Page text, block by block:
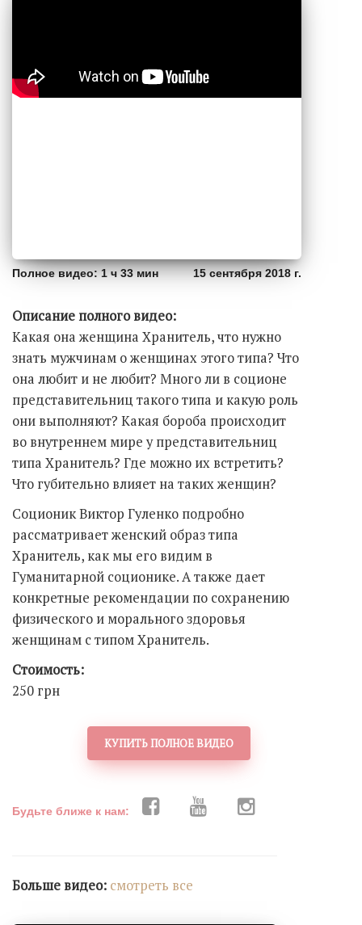
Полное видео: 1 ч 33 мин 15 сентября 2018 г.
Описание полного видео:
Какая она женщина Хранитель, что нужно
знать мужчинам о женщинах этого типа? Что
она любит и не любит? Много ли в соционе
представительниц такого типа и какую роль
они выполняют? Какая бороба происходит
во внутреннем мире у представительниц
типа Хранитель? Где можно их встретить?
Что губительно влияет на таких женщин?
Соционик Виктор Гуленко подробно
рассматривает женский образ типа
Хранитель, как мы его видим в
Гуманитарной соционике. А также дает
конкретные рекомендации по сохранению
физического и морального здоровья
женщинам с типом Хранитель.
Стоимость:
250 грн
КУПИТЬ ПОЛНОЕ ВИДЕО
Будьте ближе к нам:
Больше видео: cмотреть все